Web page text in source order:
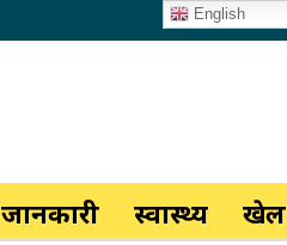
जानकारी स्वास्थ्य खेल
English